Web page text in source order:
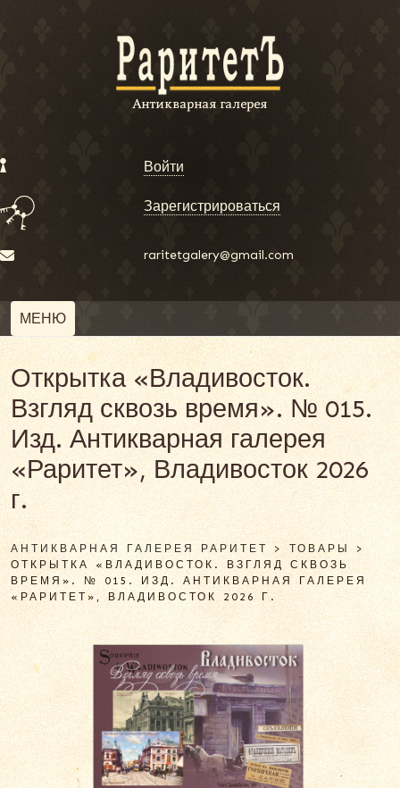
Войти
Зарегистрироваться
raritetgalery@gmail.com
МЕНЮ
Открытка «Владивосток.
Взгляд сквозь время». № 015.
Изд. Антикварная галерея
«Раритет», Владивосток 2026
г.
АНТИКВАРНАЯ ГАЛЕРЕЯ РАРИТЕТ >ТОВАРЫ >
ОТКРЫТКА «ВЛАДИВОСТОК. ВЗГЛЯД СКВОЗЬ
ВРЕМЯ». № 015. ИЗД. АНТИКВАРНАЯ ГАЛЕРЕЯ
«РАРИТЕТ», ВЛАДИВОСТОК 2026 Г.